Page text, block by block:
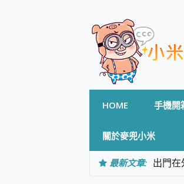
HOME 手機開
關於麥兜小米
最新文章: 出門在